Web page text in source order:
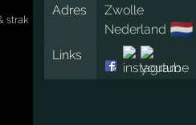
Adres
Zwolle
Nederland 🇳🇱
Links